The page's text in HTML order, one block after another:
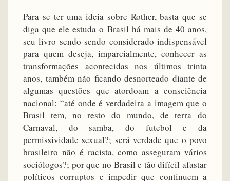
Para se ter uma ideia sobre Rother, basta que se
diga que ele estuda o Brasil há mais de 40 anos,
seu livro sendo sendo considerado indispensável
para quem deseja, imparcialmente, conhecer as
transformações acontecidas nos últimos trinta
anos, também não ficando desnorteado diante de
algumas questões que atordoam a consciência
nacional: “até onde é verdadeira a imagem que o
Brasil tem, no resto do mundo, de terra do
Carnaval, do samba, do futebol e da
permissividade sexual?; será verdade que o povo
brasileiro não é racista, como asseguram vários
sociólogos?; por que no Brasil e tão difícil afastar
políticos corruptos e impedir que continuem a